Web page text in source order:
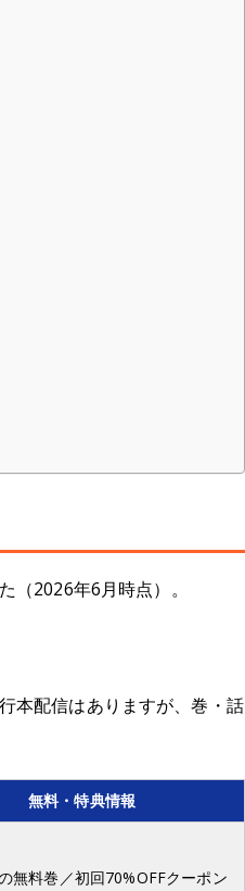
2026年6月時点）。
本配信はありますが、巻・話
無料・特典情報
無料巻／初回70%OFFクーポン